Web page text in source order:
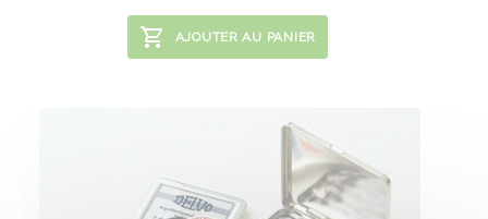
AJOUTER AU PANIER